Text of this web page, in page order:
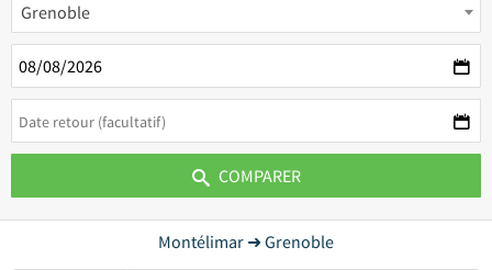
Grenoble
COMPARER
Montélimar ➜ Grenoble